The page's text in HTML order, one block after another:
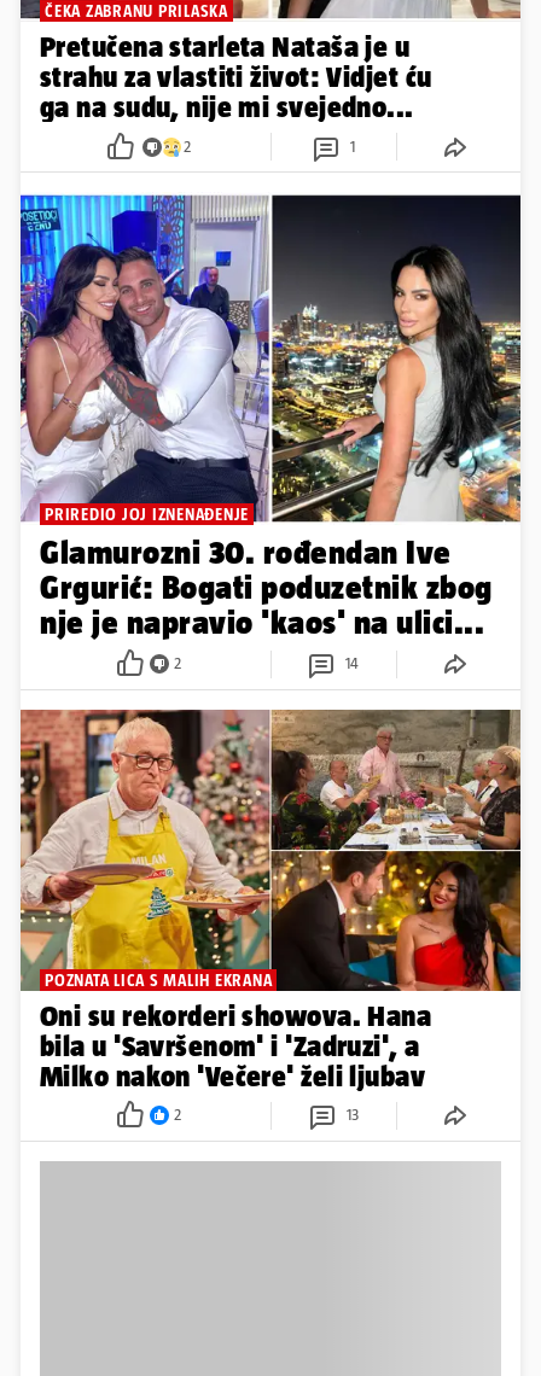
ČEKA ZABRANU PRILASKA
Pretučena starleta Nataša je u
strahu za vlastiti život: Vidjet ću
ga na sudu, nije mi svejedno...
2 1
PRIREDIO JOJ IZNENAĐENJE
Glamurozni 30. rođendan Ive
Grgurić: Bogati poduzetnik zbog
nje je napravio 'kaos' na ulici...
2 14
POZNATA LICA S MALIH EKRANA
Oni su rekorderi showova. Hana
bila u 'Savršenom' i 'Zadruzi', a
Milko nakon 'Večere' želi ljubav
2 13